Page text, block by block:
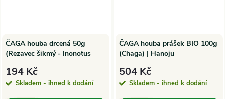
ČAGA houba drcená 50g
(Rezavec šikmý - Inonotus
194 Kč
Skladem - ihned k dodání
ČAGA houba prášek BIO 100g
(Chaga) | Hanoju
504 Kč
Skladem - ihned k dodání